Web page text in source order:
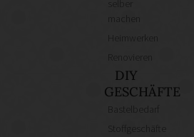
Heimwerken
DIY
GESCHÄFTE
Bastelbedarf
Stoffgeschäfte